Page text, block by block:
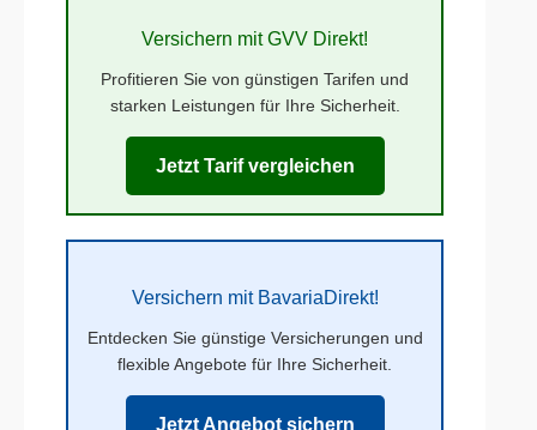
Versichern mit GVV Direkt!
Profitieren Sie von günstigen Tarifen und
starken Leistungen für Ihre Sicherheit.
Jetzt Tarif vergleichen
Versichern mit BavariaDirekt!
Entdecken Sie günstige Versicherungen und
flexible Angebote für Ihre Sicherheit.
Jetzt Angebot sichern